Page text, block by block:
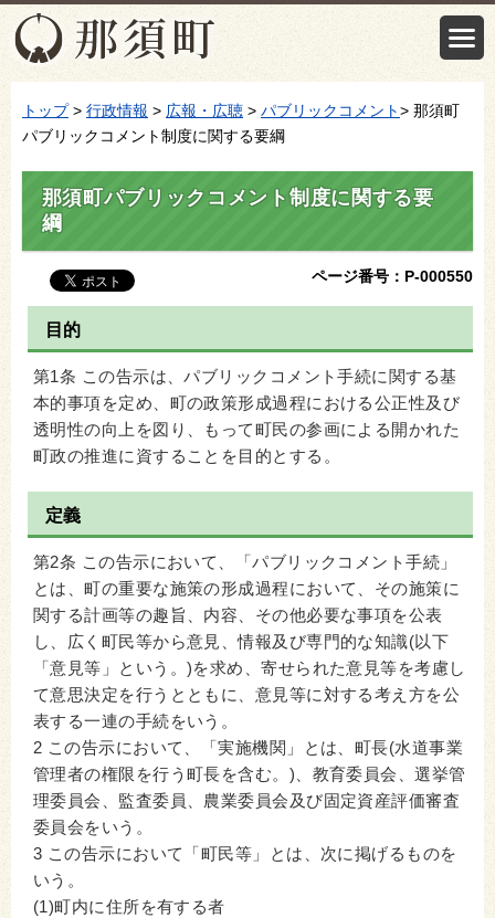
トップ> 行政情報 > 広報・広聴 > パブリックコメント> 那須町
パブリックコメント制度に関する要綱
那須町パブリックコメント制度に関する要
綱
ページ番号：P-000550
目的
第1条 この告示は、パブリックコメント手続に関する基
本的事項を定め、町の政策形成過程における公正性及び
透明性の向上を図り、もって町民の参画による開かれた
町政の推進に資することを目的とする。
定義
第2条 この告示において、「パブリックコメント手続」
とは、町の重要な施策の形成過程において、その施策に
関する計画等の趣旨、内容、その他必要な事項を公表
し、広く町民等から意見、情報及び専門的な知識(以下
「意見等」という。)を求め、寄せられた意見等を考慮し
て意思決定を行うとともに、意見等に対する考え方を公
表する一連の手続をいう。
2 この告示において、「実施機関」とは、町長(水道事業
管理者の権限を行う町長を含む。)、教育委員会、選挙管
理委員会、監査委員、農業委員会及び固定資産評価審査
委員会をいう。
3 この告示において「町民等」とは、次に掲げるものを
いう。
(1)町内に住所を有する者